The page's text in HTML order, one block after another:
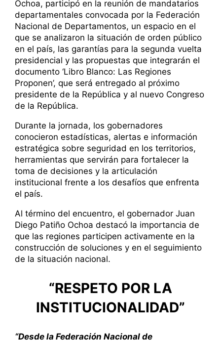
Ochoa, participó en la reunión de mandatarios
departamentales convocada por la Federación
Nacional de Departamentos, un espacio en el
que se analizaron la situación de orden público
en el país, las garantías para la segunda vuelta
presidencial y las propuestas que integrarán el
documento ‘Libro Blanco: Las Regiones
Proponen’, que será entregado al próximo
presidente de la República y al nuevo Congreso
de la República.
Durante la jornada, los gobernadores
conocieron estadísticas, alertas e información
estratégica sobre seguridad en los territorios,
herramientas que servirán para fortalecer la
toma de decisiones y la articulación
institucional frente a los desafíos que enfrenta
el país.
Al término del encuentro, el gobernador Juan
Diego Patiño Ochoa destacó la importancia de
que las regiones participen activamente en la
construcción de soluciones y en el seguimiento
de la situación nacional.
“RESPETO POR LA
INSTITUCIONALIDAD”
“Desde la Federación Nacional de